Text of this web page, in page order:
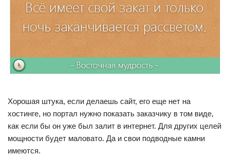
Хорошая штука, если делаешь сайт, его еще нет на
хостинге, но портал нужно показать заказчику в том виде,
как если бы он уже был залит в интернет. Для других целей
мощности будет маловато. Да и свои подводные камни
имеются.